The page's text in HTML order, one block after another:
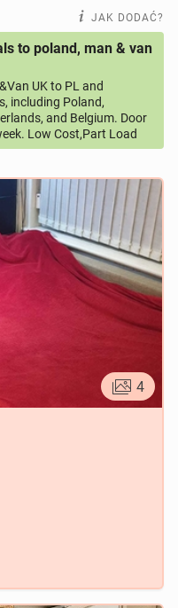
JAK DODAĆ?
to poland, man & van
UK to PL and
including Poland,
and Belgium. Door
Low Cost,Part Load
4